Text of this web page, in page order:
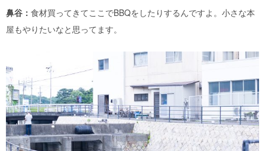
鼻谷： 食材買ってきてここでBBQをしたりするんですよ。小さな本
屋もやりたいなと思ってます。